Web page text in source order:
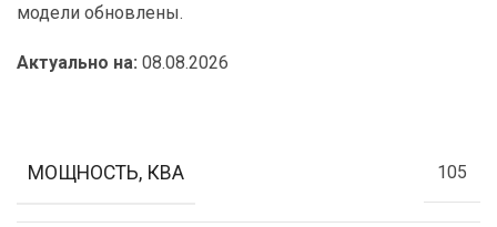
модели обновлены.
Актуально на: 08.08.2026
МОЩНОСТЬ, КВА 105